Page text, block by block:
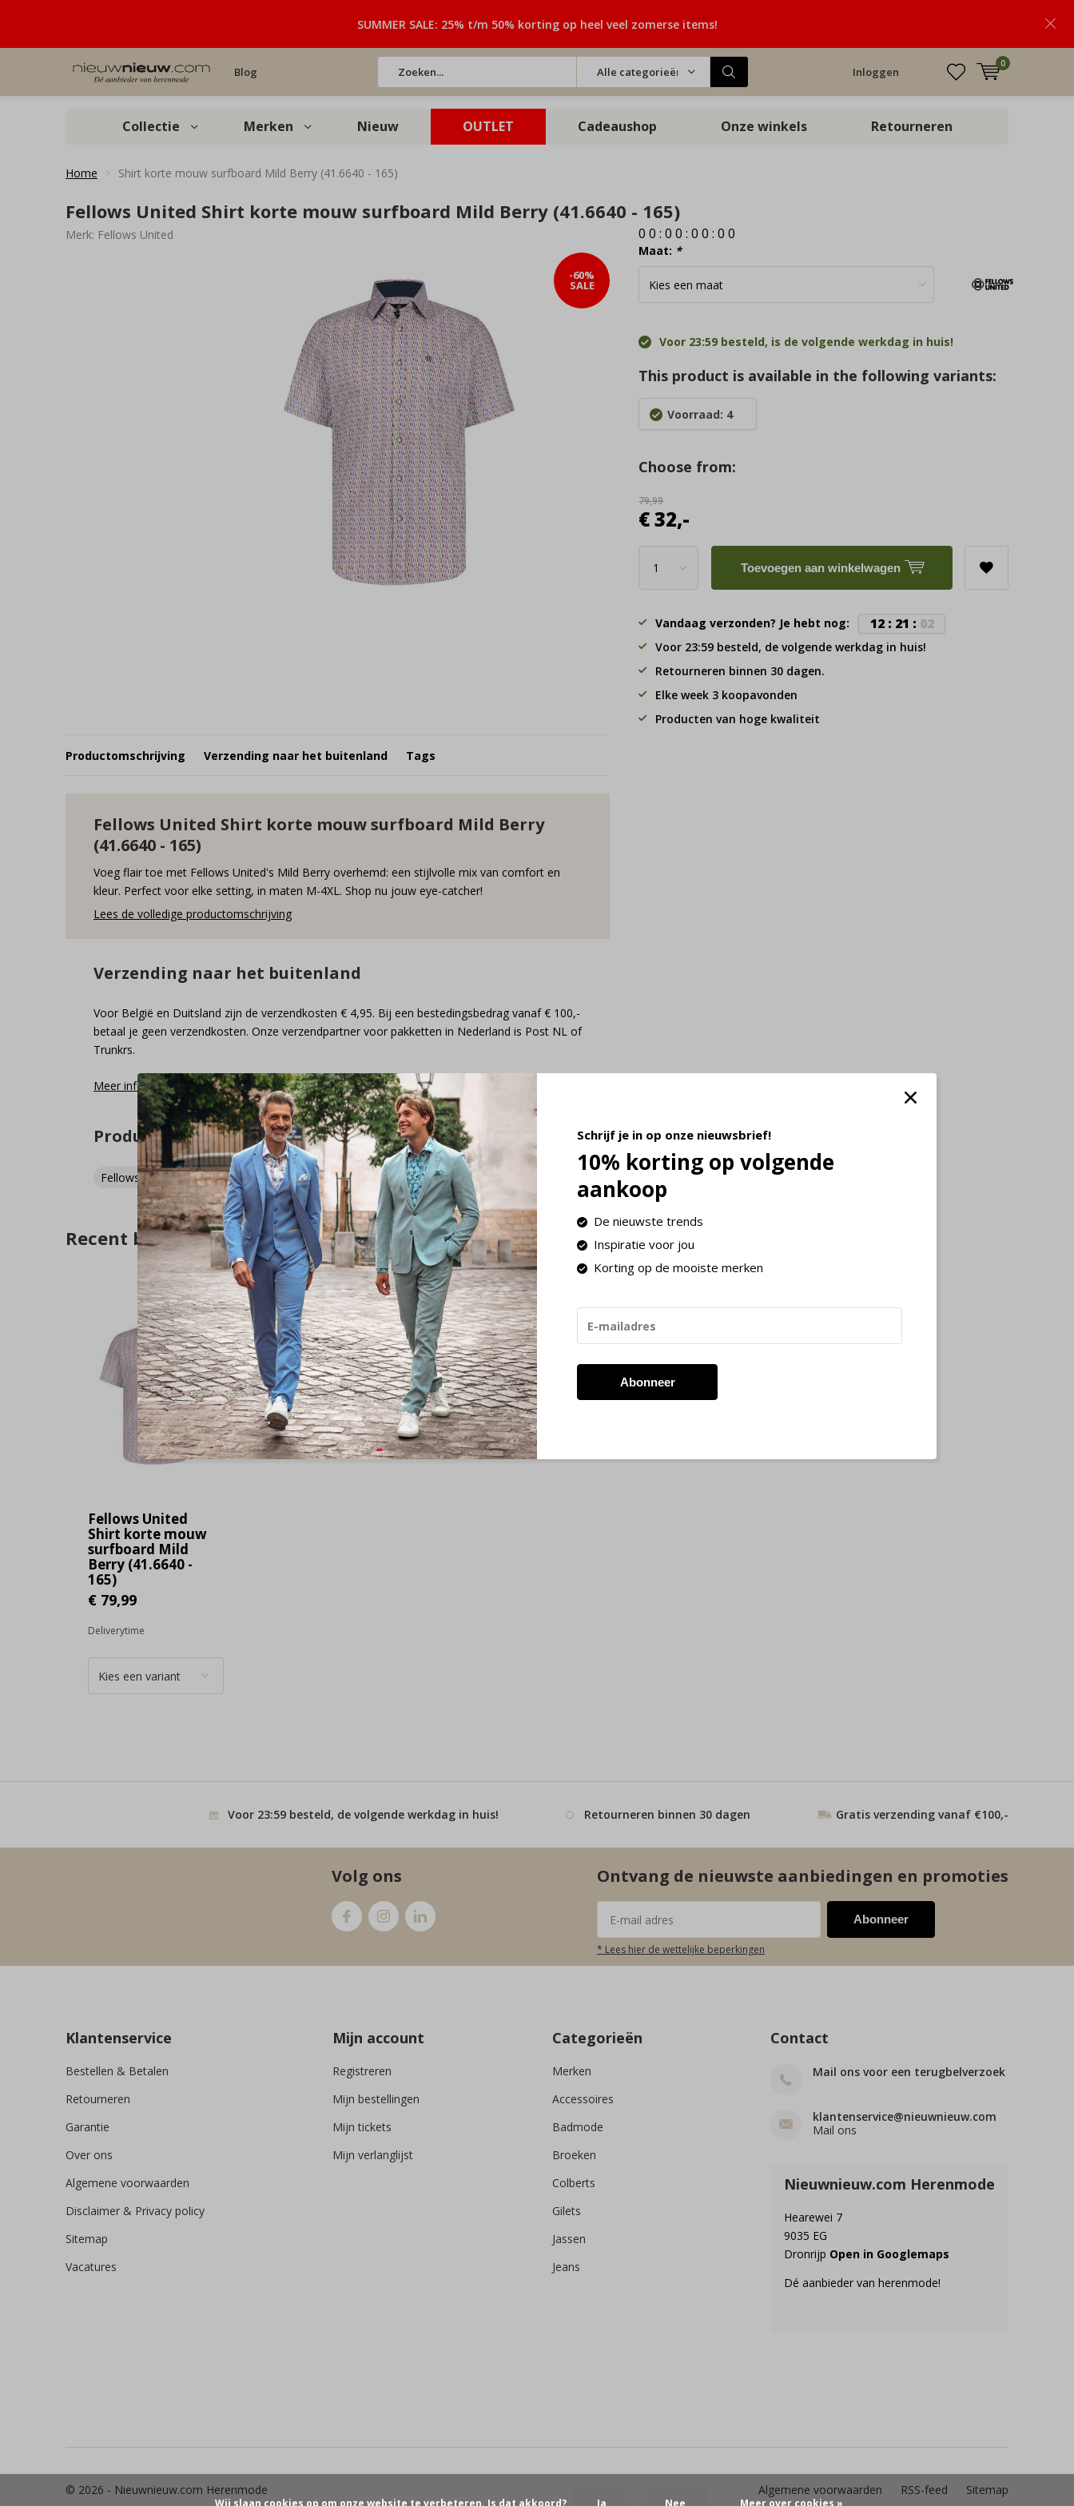
Blog Alle categorieën Inloggen
0
SUMMER SALE: 25% t/m 50% korting op heel veel zomerse items!
Collectie Merken Nieuw OUTLET Cadeaushop Onze winkels Retourneren
Home Shirt korte mouw surfboard Mild Berry (41.6640 - 165)
Fellows United Shirt korte mouw surfboard Mild Berry (41.6640 - 165)
Merk: Fellows United
-60%
SALE
0 0 :0 0 :0 0 :0 0
Maat: *
Voor 23:59 besteld, is de volgende werkdag in huis!
This product is available in the following variants:
Voorraad: 4
Choose from:
79,99
€ 32,-
Toevoegen aan winkelwagen
Vandaag verzonden? Je hebt nog: 12: 21 : 01
Voor 23:59 besteld, de volgende werkdag in huis!
Retourneren binnen 30 dagen.
Elke week 3 koopavonden
Producten van hoge kwaliteit
Productomschrijving Verzending naar het buitenland Tags
Fellows United Shirt korte mouw surfboard Mild Berry
(41.6640 - 165)
Voeg flair toe met Fellows United's Mild Berry overhemd: een stijlvolle mix van comfort en
kleur. Perfect voor elke setting, in maten M-4XL. Shop nu jouw eye-catcher!
Lees de volledige productomschrijving
Verzending naar het buitenland
Voor België en Duitsland zijn de verzendkosten € 4,95. Bij een bestedingsbedrag vanaf € 100,-
betaal je geen verzendkosten. Onze verzendpartner voor pakketten in Nederland is Post NL of
Trunkrs.
Meer informatie
Product tags
Fellows United(179) overhemden (1036) SS24 (1021)
Recent bekeken
Fellows United
Shirt korte mouw
surfboard Mild
Berry (41.6640 -
165)
€ 79,99
Deliverytime
Schrijf je in op onze nieuwsbrief!
10% korting op volgende
aankoop
De nieuwste trends
Inspiratie voor jou
Korting op de mooiste merken
Abonneer
Voor 23:59 besteld, de volgende werkdag in huis! Retourneren binnen 30 dagen Gratis verzending vanaf €100,-
Volg ons Ontvang de nieuwste aanbiedingen en promoties
Abonneer
* Lees hier de wettelijke beperkingen
Klantenservice
Bestellen & Betalen
Retourneren
Garantie
Over ons
Algemene voorwaarden
Disclaimer & Privacy policy
Sitemap
Vacatures
Mijn account
Registreren
Mijn bestellingen
Mijn tickets
Mijn verlanglijst
Categorieën
Merken
Accessoires
Badmode
Broeken
Colberts
Gilets
Jassen
Jeans
Contact
Mail ons voor een terugbelverzoek
klantenservice@nieuwnieuw.com
Mail ons
Nieuwnieuw.com Herenmode
Hearewei 7
9035 EG
Dronrijp Open in Googlemaps
Dé aanbieder van herenmode!
© 2026 - Nieuwnieuw.com Herenmode Algemene voorwaarden RSS-feed Sitemap
Wij slaan cookies op om onze website te verbeteren. Is dat akkoord? Ja Nee Meer over cookies »